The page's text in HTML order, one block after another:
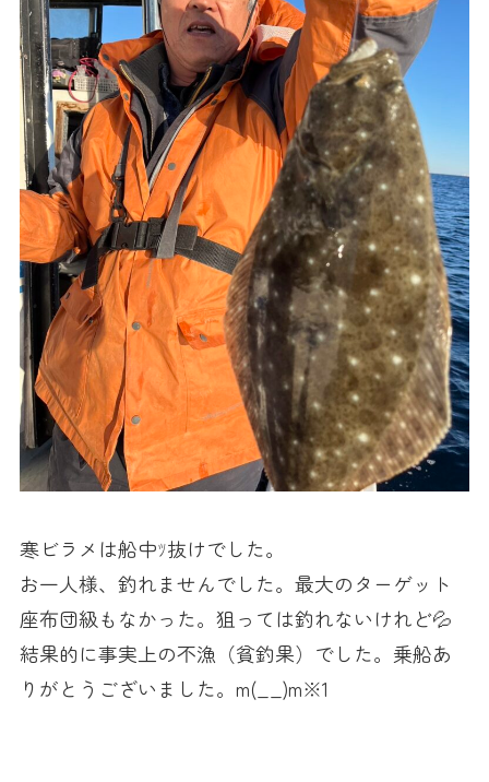
寒ビラメは船中ﾂ抜けでした。
お一人様、釣れませんでした。最大のターゲット
座布団級もなかった。狙っては釣れないけれど💦
結果的に事実上の不漁（貧釣果）でした。乗船あ
りがとうございました。m(__)m※1